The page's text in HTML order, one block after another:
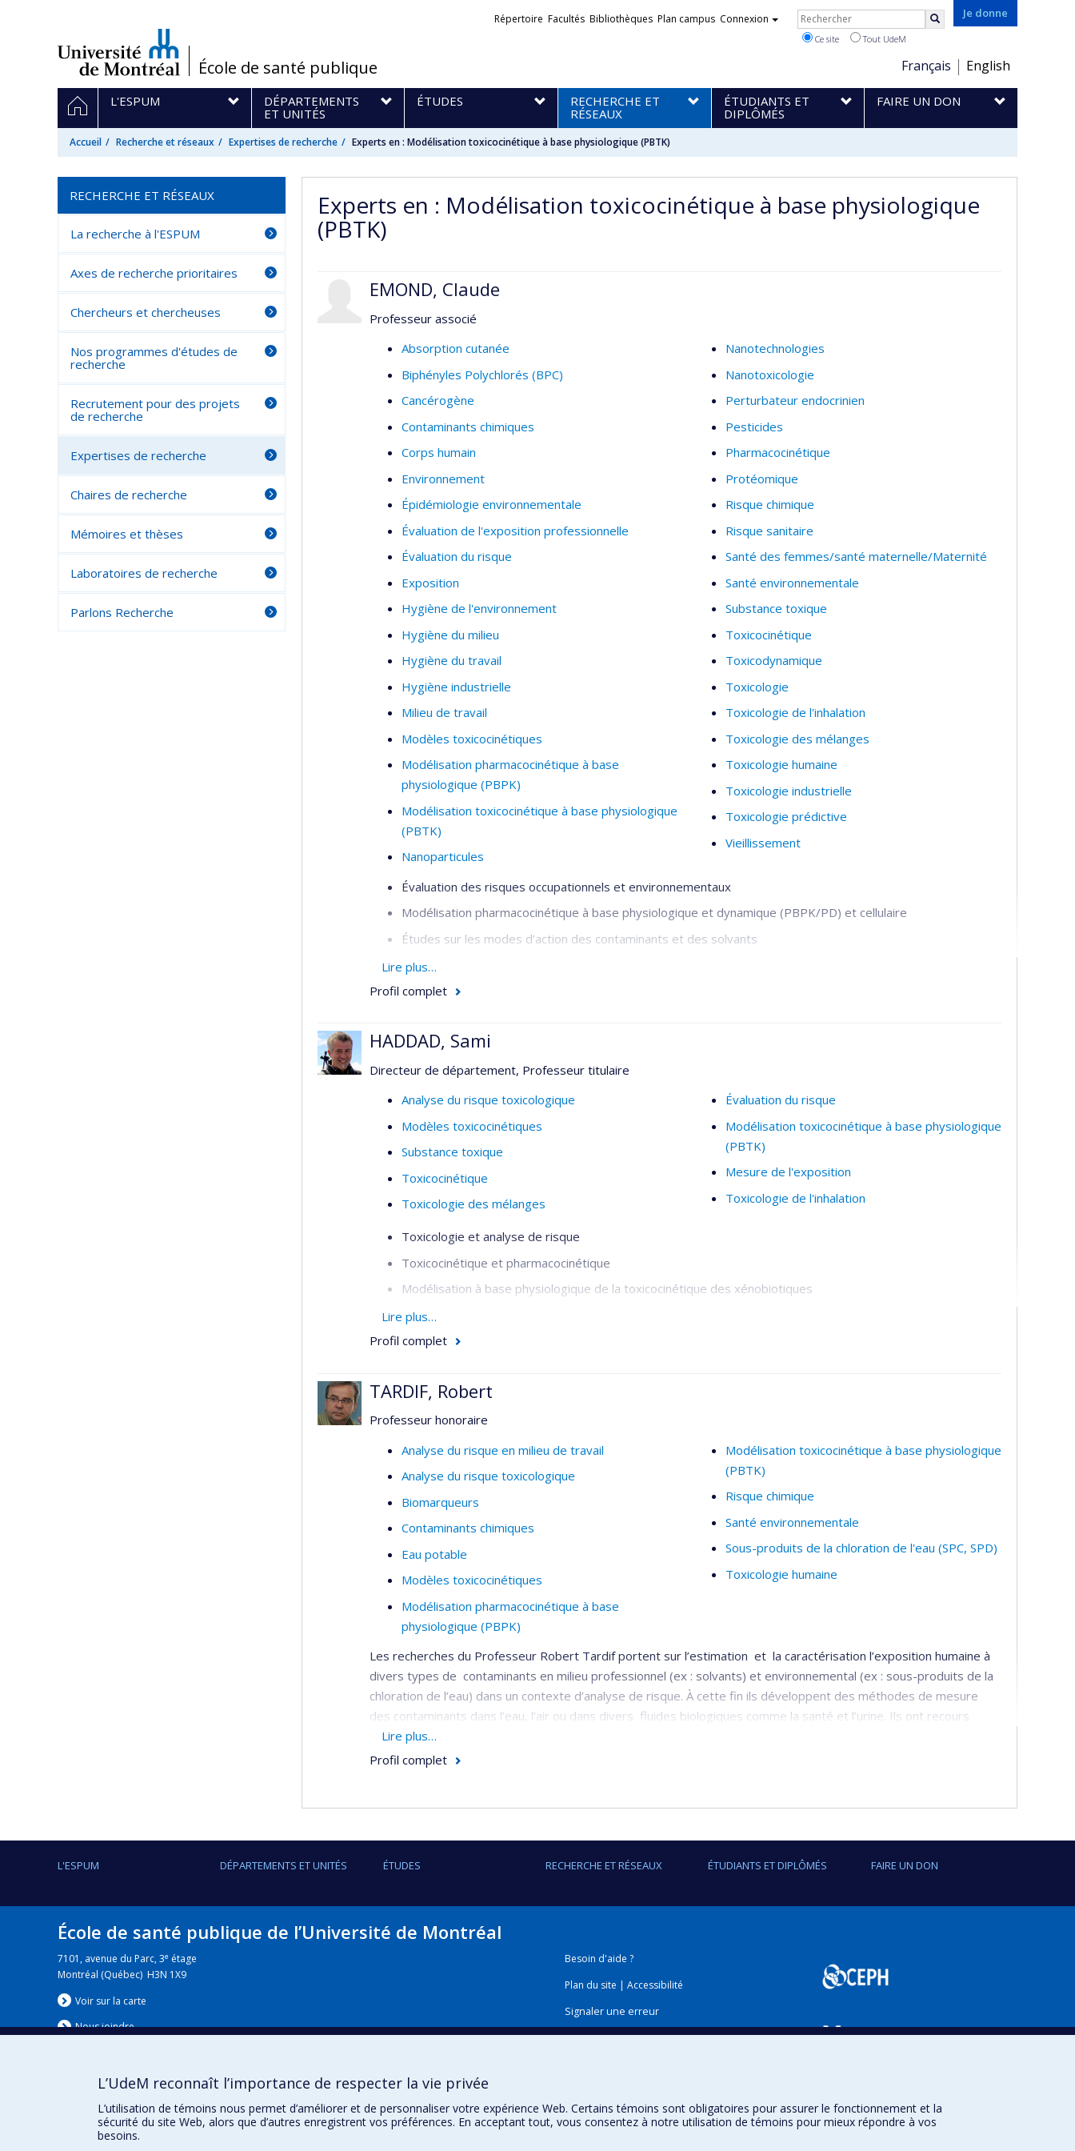
/École de santé publique
Je donne
Choix
de
la
langue
Français English
Liens
Répertoire Facultés Bibliothèques Plan campus Connexion Rechercher
Ce site Tout UdeM
Navigation
principale
ACCUEIL
L'ESPUM
DÉPARTEMENTS
ET UNITÉS
ÉTUDES
RECHERCHE ET
RÉSEAUX
ÉTUDIANTS ET
DIPLÔMÉS
FAIRE UN DON
Accueil Recherche et réseaux Expertises de recherche Experts en : Modélisation toxicocinétique à base physiologique (PBTK)
Experts en : Modélisation toxicocinétique à base physiologique
(PBTK)
EMOND, Claude
Professeur associé
Absorption cutanée
Biphényles Polychlorés (BPC)
Cancérogène
Contaminants chimiques
Corps humain
Environnement
Épidémiologie environnementale
Évaluation de l'exposition professionnelle
Évaluation du risque
Exposition
Hygiène de l'environnement
Hygiène du milieu
Hygiène du travail
Hygiène industrielle
Milieu de travail
Modèles toxicocinétiques
Modélisation pharmacocinétique à base
physiologique (PBPK)
Modélisation toxicocinétique à base physiologique
(PBTK)
Nanoparticules
Nanotechnologies
Nanotoxicologie
Perturbateur endocrinien
Pesticides
Pharmacocinétique
Protéomique
Risque chimique
Risque sanitaire
Santé des femmes/santé maternelle/Maternité
Santé environnementale
Substance toxique
Toxicocinétique
Toxicodynamique
Toxicologie
Toxicologie de l'inhalation
Toxicologie des mélanges
Toxicologie humaine
Toxicologie industrielle
Toxicologie prédictive
Vieillissement
Évaluation des risques occupationnels et environnementaux
Modélisation pharmacocinétique à base physiologique et dynamique (PBPK/PD) et cellulaire
Études sur les modes d’action des contaminants et des solvants
Toxicologie des nanoparticules (nanotoxicologie et nanosécurité)
Lire plus…
Profil complet
HADDAD, Sami
Directeur de département, Professeur titulaire
Analyse du risque toxicologique
Modèles toxicocinétiques
Substance toxique
Toxicocinétique
Toxicologie des mélanges
Évaluation du risque
Modélisation toxicocinétique à base physiologique
(PBTK)
Mesure de l'exposition
Toxicologie de l'inhalation
Toxicologie et analyse de risque
Toxicocinétique et pharmacocinétique
Modélisation à base physiologique de la toxicocinétique des xénobiotiques
Interactions entre xénobiotiques dans les mélanges
Extrapolations in vitro-in vivo en toxicocinétique
clairance
excrétion
Lire plus…
Profil complet
TARDIF, Robert
Professeur honoraire
Analyse du risque en milieu de travail
Analyse du risque toxicologique
Biomarqueurs
Contaminants chimiques
Eau potable
Modèles toxicocinétiques
Modélisation pharmacocinétique à base
physiologique (PBPK)
Modélisation toxicocinétique à base physiologique
(PBTK)
Risque chimique
Santé environnementale
Sous-produits de la chloration de l'eau (SPC, SPD)
Toxicologie humaine
Les recherches du Professeur Robert Tardif portent sur l’estimation et la caractérisation l’exposition humaine à
divers types de contaminants en milieu professionnel (ex : solvants) et environnemental (ex : sous-produits de la
chloration de l’eau) dans un contexte d’analyse de risque. À cette fin ils développent des méthodes de mesure
des contaminants dans l’eau, l’air ou dans divers fluides biologiques comme la santé et l’urine. Ils ont recours
également à la modélisation toxicocinétique qui permet, entre autres, de prédire l’impact de diverses conditions
(ex : charge de travail, exposition à des mélanges) sur la dose absorbée d’un contaminant. Certaine de ses études
Lire plus…
Profil complet
RECHERCHE ET RÉSEAUX
La recherche à l'ESPUM
Axes de recherche prioritaires
Chercheurs et chercheuses
Nos programmes d'études de
recherche
Recrutement pour des projets
de recherche
Expertises de recherche
Chaires de recherche
Mémoires et thèses
Laboratoires de recherche
Parlons Recherche
L'ESPUM DÉPARTEMENTS ET UNITÉS ÉTUDES RECHERCHE ET RÉSEAUX ÉTUDIANTS ET DIPLÔMÉS FAIRE UN DON
École de santé publique de l’Université de Montréal
7101, avenue du Parc, 3e étage
Montréal (Québec) H3N 1X9
Voir sur la carte
Nous joindre
Nouvelles |Événement
Besoin d'aide ?
Plan du site |Accessibilité
Signaler une erreur
L’UdeM reconnaît l’importance de respecter la vie privée
L’utilisation de témoins nous permet d’améliorer et de personnaliser votre expérience Web. Certains témoins sont obligatoires pour assurer le fonctionnement et la
sécurité du site Web, alors que d’autres enregistrent vos préférences. En acceptant tout, vous consentez à notre utilisation de témoins pour mieux répondre à vos
besoins.